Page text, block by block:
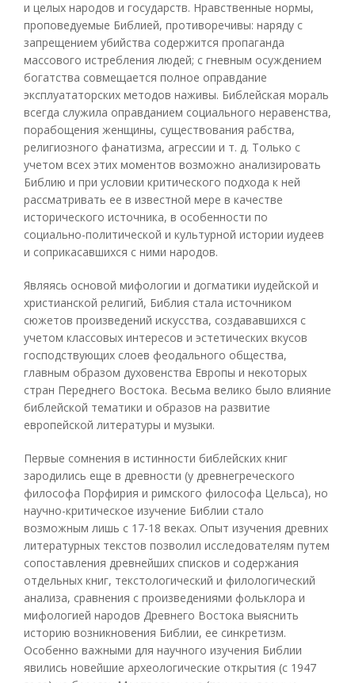
и целых народов и государств. Нравственные нормы,
проповедуемые Библией, противоречивы: наряду с
запрещением убийства содержится пропаганда
массового истребления людей; с гневным осуждением
богатства совмещается полное оправдание
эксплуататорских методов наживы. Библейская мораль
всегда служила оправданием социального неравенства,
порабощения женщины, существования рабства,
религиозного фанатизма, агрессии и т. д. Только с
учетом всех этих моментов возможно анализировать
Библию и при условии критического подхода к ней
рассматривать ее в известной мере в качестве
исторического источника, в особенности по
социально-политической и культурной истории иудеев
и соприкасавшихся с ними народов.
Являясь основой мифологии и догматики иудейской и
христианской религий, Библия стала источником
сюжетов произведений искусства, создававшихся с
учетом классовых интересов и эстетических вкусов
господствующих слоев феодального общества,
главным образом духовенства Европы и некоторых
стран Переднего Востока. Весьма велико было влияние
библейской тематики и образов на развитие
европейской литературы и музыки.
Первые сомнения в истинности библейских книг
зародились еще в древности (у древнегреческого
философа Порфирия и римского философа Цельса), но
научно-критическое изучение Библии стало
возможным лишь с 17-18 веках. Опыт изучения древних
литературных текстов позволил исследователям путем
сопоставления древнейших списков и содержания
отдельных книг, текстологический и филологический
анализа, сравнения с произведениями фольклора и
мифологией народов Древнего Востока выяснить
историю возникновения Библии, ее синкретизм.
Особенно важными для научного изучения Библии
явились новейшие археологические открытия (с 1947